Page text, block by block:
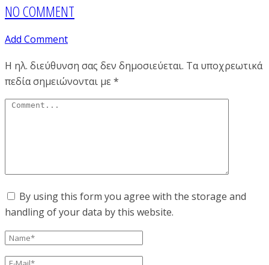
NO COMMENT
Add Comment
Η ηλ. διεύθυνση σας δεν δημοσιεύεται. Τα υποχρεωτικά
πεδία σημειώνονται με*
By using this form you agree with the storage and
handling of your data by this website.